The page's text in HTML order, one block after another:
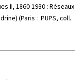
II, 1860-1930 : Réseaux
(Paris : PUPS, coll.